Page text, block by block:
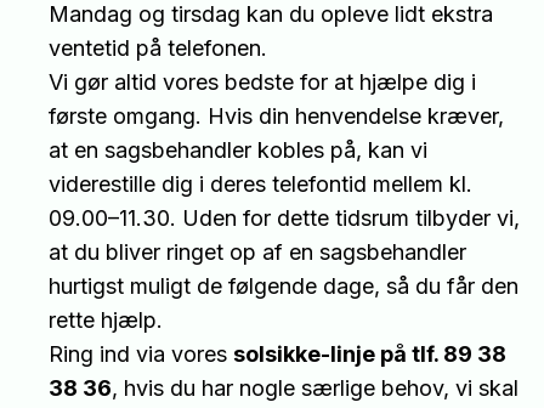
Mandag og tirsdag kan du opleve lidt ekstra
ventetid på telefonen.
Vi gør altid vores bedste for at hjælpe dig i
første omgang. Hvis din henvendelse kræver,
at en sagsbehandler kobles på, kan vi
viderestille dig i deres telefontid mellem kl.
09.00–11.30. Uden for dette tidsrum tilbyder vi,
at du bliver ringet op af en sagsbehandler
hurtigst muligt de følgende dage, så du får den
rette hjælp.
Ring ind via vores solsikke-linje på tlf. 89 38
38 36, hvis du har nogle særlige behov, vi skal